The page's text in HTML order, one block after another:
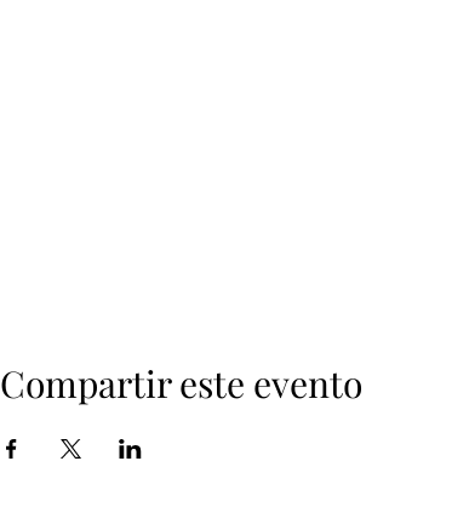
Compartir este evento